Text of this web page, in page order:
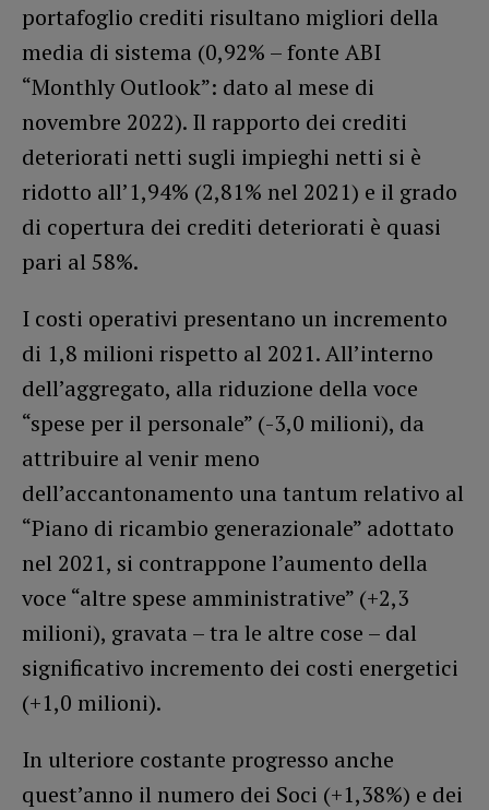
portafoglio crediti risultano migliori della
media di sistema (0,92% – fonte ABI
“Monthly Outlook”: dato al mese di
novembre 2022). Il rapporto dei crediti
deteriorati netti sugli impieghi netti si è
ridotto all’1,94% (2,81% nel 2021) e il grado
di copertura dei crediti deteriorati è quasi
pari al 58%.
I costi operativi presentano un incremento
di 1,8 milioni rispetto al 2021. All’interno
dell’aggregato, alla riduzione della voce
“spese per il personale” (-3,0 milioni), da
attribuire al venir meno
dell’accantonamento una tantum relativo al
“Piano di ricambio generazionale” adottato
nel 2021, si contrappone l’aumento della
voce “altre spese amministrative” (+2,3
milioni), gravata – tra le altre cose – dal
significativo incremento dei costi energetici
(+1,0 milioni).
In ulteriore costante progresso anche
quest’anno il numero dei Soci (+1,38%) e dei